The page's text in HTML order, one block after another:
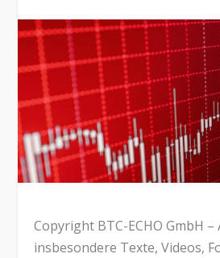
Copyright BTC-ECHO GmbH –
insbesondere Texte, Videos,